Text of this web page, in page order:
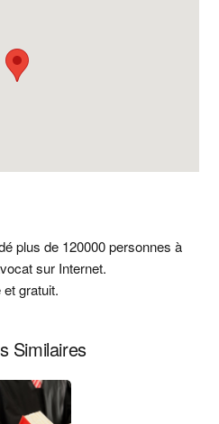
plus de 120000 personnes à
sur Internet.
gratuit.
Similaires